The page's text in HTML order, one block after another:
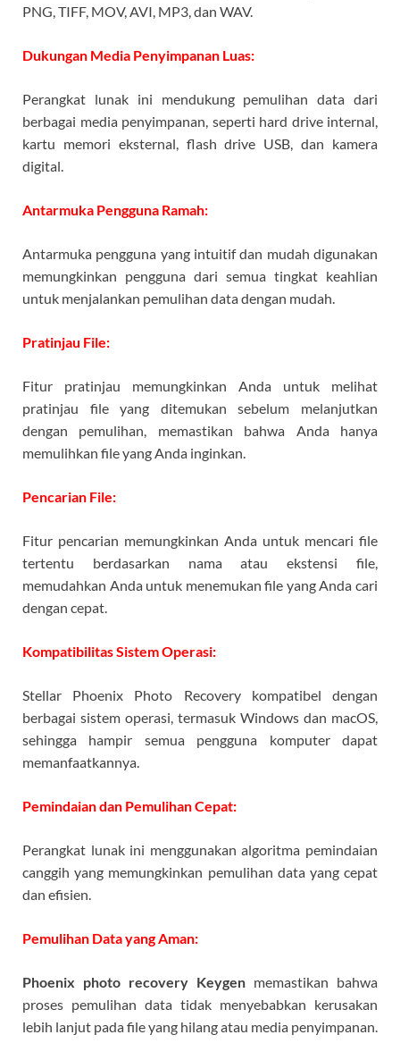
PNG, TIFF, MOV, AVI, MP3, dan WAV.
Dukungan Media Penyimpanan Luas:
Perangkat lunak ini mendukung pemulihan data dari
berbagai media penyimpanan, seperti hard drive internal,
kartu memori eksternal, flash drive USB, dan kamera
digital.
Antarmuka Pengguna Ramah:
Antarmuka pengguna yang intuitif dan mudah digunakan
memungkinkan pengguna dari semua tingkat keahlian
untuk menjalankan pemulihan data dengan mudah.
Pratinjau File:
Fitur pratinjau memungkinkan Anda untuk melihat
pratinjau file yang ditemukan sebelum melanjutkan
dengan pemulihan, memastikan bahwa Anda hanya
memulihkan file yang Anda inginkan.
Pencarian File:
Fitur pencarian memungkinkan Anda untuk mencari file
tertentu berdasarkan nama atau ekstensi file,
memudahkan Anda untuk menemukan file yang Anda cari
dengan cepat.
Kompatibilitas Sistem Operasi:
Stellar Phoenix Photo Recovery kompatibel dengan
berbagai sistem operasi, termasuk Windows dan macOS,
sehingga hampir semua pengguna komputer dapat
memanfaatkannya.
Pemindaian dan Pemulihan Cepat:
Perangkat lunak ini menggunakan algoritma pemindaian
canggih yang memungkinkan pemulihan data yang cepat
dan efisien.
Pemulihan Data yang Aman:
Phoenix photo recovery Keygen memastikan bahwa
proses pemulihan data tidak menyebabkan kerusakan
lebih lanjut pada file yang hilang atau media penyimpanan.